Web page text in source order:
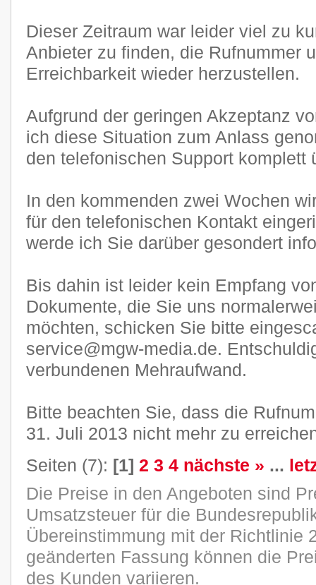
Dieser Zeitraum war leider viel zu
Anbieter zu finden, die Rufnummer
Erreichbarkeit wieder herzustellen.
Aufgrund der geringen Akzeptanz
ich diese Situation zum Anlass
den telefonischen Support komplett
In den kommenden zwei Wochen
für den telefonischen Kontakt
werde ich Sie darüber gesondert
Bis dahin ist leider kein Empfang
Dokumente, die Sie uns
möchten, schicken Sie bitte
service@mgw-media.de.
verbundenen Mehraufwand.
Bitte beachten Sie, dass die
31. Juli 2013 nicht mehr zu
Seiten (7): [1] 2 3 4 nächste » ...
Die Preise in den Angeboten sind
Umsatzsteuer für die
Übereinstimmung mit der Richtlinie
geänderten Fassung können die
des Kunden variieren.